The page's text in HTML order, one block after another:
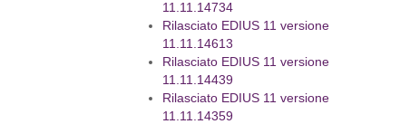
11.11.14734
Rilasciato EDIUS 11 versione
11.11.14613
Rilasciato EDIUS 11 versione
11.11.14439
Rilasciato EDIUS 11 versione
11.11.14359